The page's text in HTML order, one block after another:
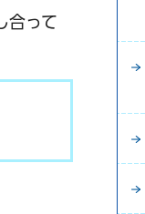
合って